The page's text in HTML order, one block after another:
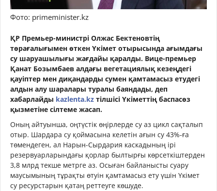
Фото: primeminister.kz
ҚР Премьер-министрі Олжас Бектеновтің
төрағалығымен өткен Үкімет отырысында ағымдағы
су шаруашылығы жағдайы қаралды. Вице-премьер
Қанат Бозымбаев алдағы вегетациялық кезеңдегі
қауіптер мен диқандарды сумен қамтамасыз етудегі
алдын алу шаралары туралы баяндады, деп
хабарлайды kazlenta.kz тілшісі Үкіметтің баспасөз
қызметіне сілтеме жасап.
Оның айтуынша, оңтүстік өңірлерде су аз цикл сақталып
отыр. Шардара су қоймасына келетін ағын су 43%-ға
төмендеген, ал Нарын-Сырдария каскадының ірі
резервуарларындағы қорлар былтырғы көрсеткіштерден
3,8 млрд текше метрге аз. Осыған байланысты суару
маусымының тұрақты өтуін қамтамасыз ету үшін Үкімет
су ресурстарын қатаң реттеуге көшуде.